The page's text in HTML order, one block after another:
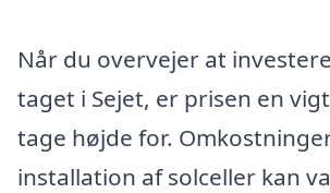
Når du overvejer at
taget i Sejet, er prisen en
tage højde for.
installation af solceller kan